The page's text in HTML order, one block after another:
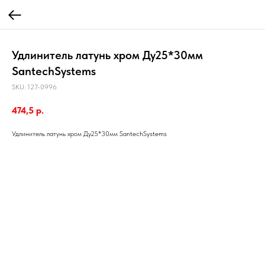
Удлинитель латунь хром Ду25*30мм
SantechSystems
SKU: 127-0996
474,5 р.
Удлинитель латунь хром Ду25*30мм SantechSystems